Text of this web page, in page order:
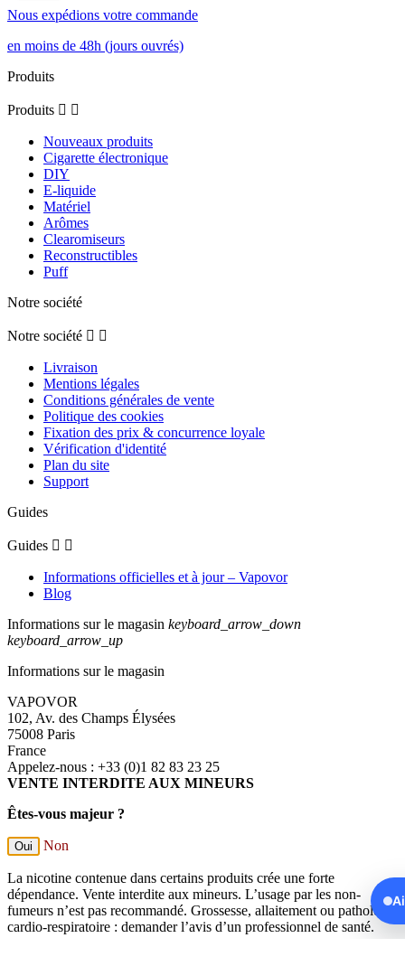
Nous expédions votre commande
en moins de 48h (jours ouvrés)
Produits
Produits  
Nouveaux produits
Cigarette électronique
DIY
E-liquide
Matériel
Arômes
Clearomiseurs
Reconstructibles
Puff
Notre société
Notre société  
Livraison
Mentions légales
Conditions générales de vente
Politique des cookies
Fixation des prix & concurrence loyale
Vérification d'identité
Plan du site
Support
Guides
Guides  
Informations officielles et à jour – Vapovor
Blog
Informations sur le magasin keyboard_arrow_down
keyboard_arrow_up
Informations sur le magasin
VAPOVOR
102, Av. des Champs Élysées
75008 Paris
France
Appelez-nous : +33 (0)1 82 83 23 25
VENTE INTERDITE AUX MINEURS
Êtes-vous majeur ?
Oui Non
La nicotine contenue dans certains produits crée une forte
dépendance. Vente interdite aux mineurs. L’usage par les non-
fumeurs n’est pas recommandé. Grossesse, allaitement ou pathologie
cardio-respiratoire : demander l’avis d’un professionnel de santé.